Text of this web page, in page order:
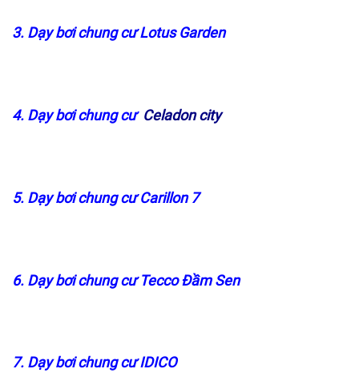
3. Dạy bơi chung cư Lotus Garden
4. Dạy bơi chung cư Celadon city
5. Dạy bơi chung cư Carillon 7
6. Dạy bơi chung cư Tecco Đầm Sen
7. Dạy bơi chung cư IDICO